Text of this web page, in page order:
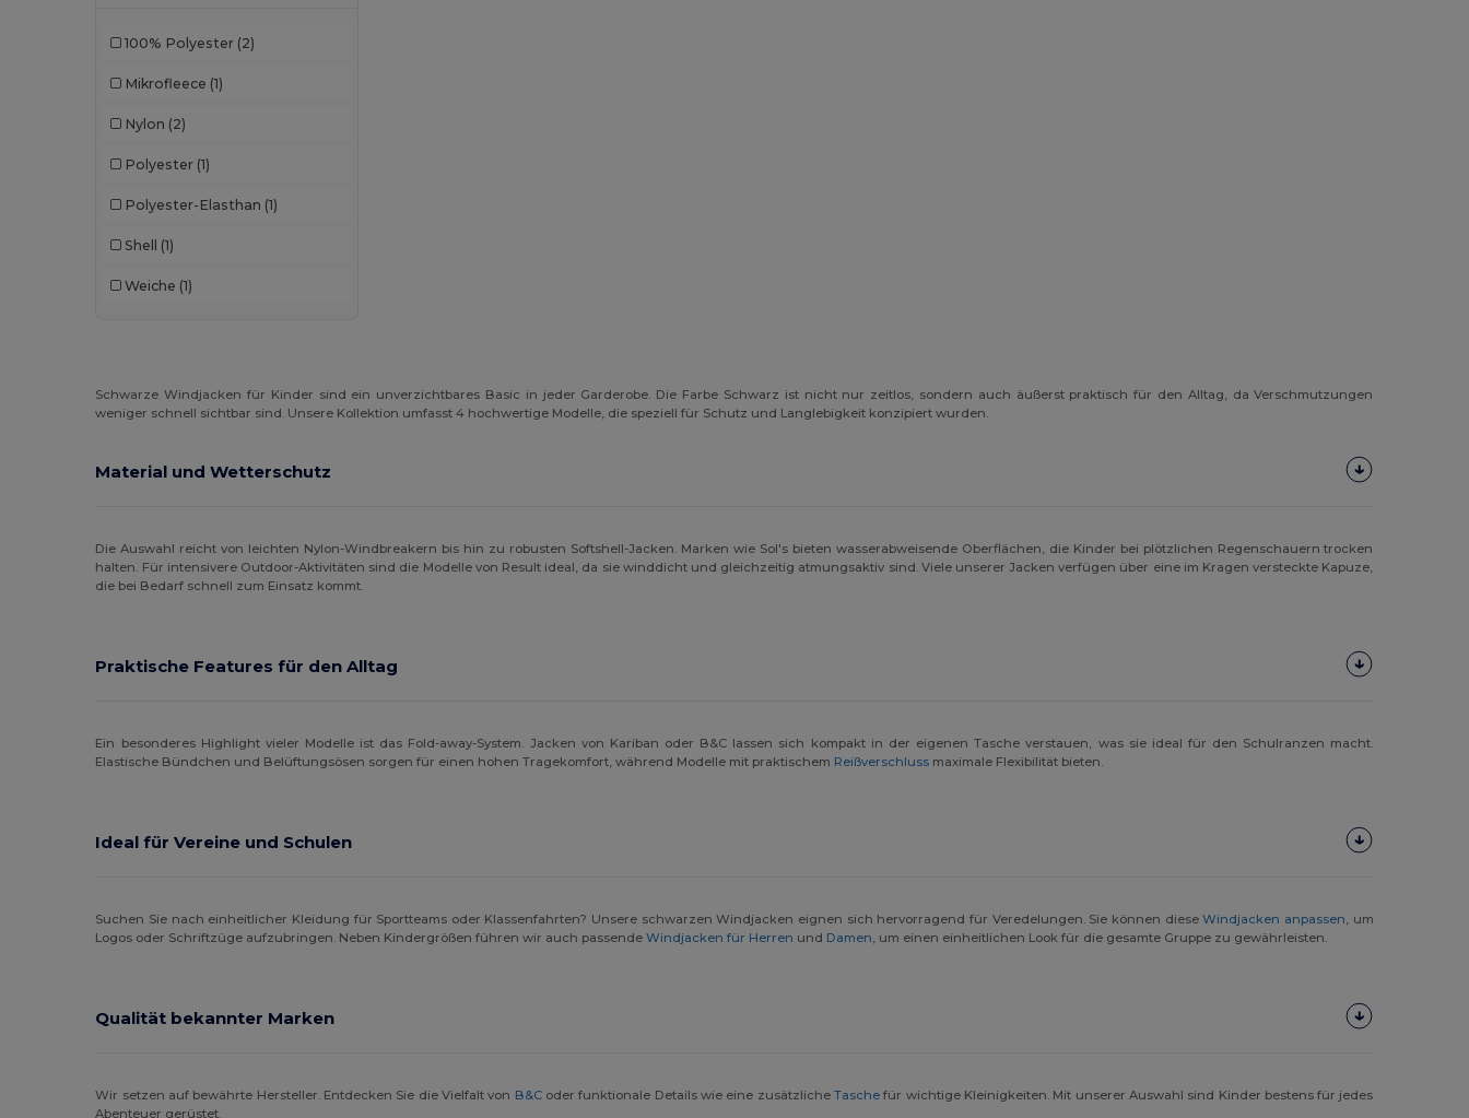
100% Polyester (2)
Mikrofleece (1)
Nylon (2)
Polyester (1)
Polyester-Elasthan (1)
Shell (1)
Weiche (1)
Schwarze Windjacken für Kinder sind ein unverzichtbares Basic in jeder Garderobe. Die Farbe Schwarz ist nicht nur zeitlos, sondern auch äußerst praktisch für den Alltag, da Verschmutzungen
weniger schnell sichtbar sind. Unsere Kollektion umfasst 4 hochwertige Modelle, die speziell für Schutz und Langlebigkeit konzipiert wurden.
Material und Wetterschutz
Die Auswahl reicht von leichten Nylon-Windbreakern bis hin zu robusten Softshell-Jacken. Marken wie Sol's bieten wasserabweisende Oberflächen, die Kinder bei plötzlichen Regenschauern trocken
halten. Für intensivere Outdoor-Aktivitäten sind die Modelle von Result ideal, da sie winddicht und gleichzeitig atmungsaktiv sind. Viele unserer Jacken verfügen über eine im Kragen versteckte Kapuze,
die bei Bedarf schnell zum Einsatz kommt.
Praktische Features für den Alltag
Ein besonderes Highlight vieler Modelle ist das Fold-away-System. Jacken von Kariban oder B&C lassen sich kompakt in der eigenen Tasche verstauen, was sie ideal für den Schulranzen macht.
Elastische Bündchen und Belüftungsösen sorgen für einen hohen Tragekomfort, während Modelle mit praktischem Reißverschluss maximale Flexibilität bieten.
Ideal für Vereine und Schulen
Suchen Sie nach einheitlicher Kleidung für Sportteams oder Klassenfahrten? Unsere schwarzen Windjacken eignen sich hervorragend für Veredelungen. Sie können dieseWindjacken anpassen, um
Logos oder Schriftzüge aufzubringen. Neben Kindergrößen führen wir auch passendeWindjacken für Herren und Damen, um einen einheitlichen Look für die gesamte Gruppe zu gewährleisten.
Qualität bekannter Marken
Wir setzen auf bewährte Hersteller. Entdecken Sie die Vielfalt von B&Coder funktionale Details wie eine zusätzliche Taschefür wichtige Kleinigkeiten. Mit unserer Auswahl sind Kinder bestens für jedes
Abenteuer gerüstet.